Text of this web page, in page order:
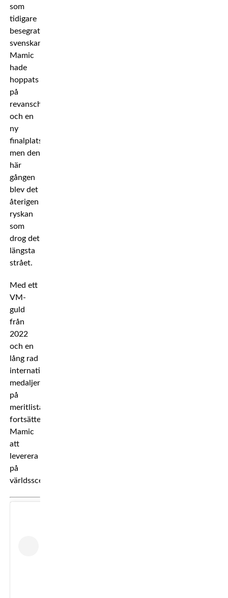
som
tidigare
besegrat
svenskan.
Mamic
hade
hoppats
på
revansch
och en
ny
finalplats,
men den
här
gången
blev det
återigen
ryskan
som
drog det
längsta
strået.
Med ett
VM-
guld
från
2022
och en
lång rad
internationella
medaljer
på
meritlistan
fortsätter
Mamic
att
leverera
på
världsscenen.